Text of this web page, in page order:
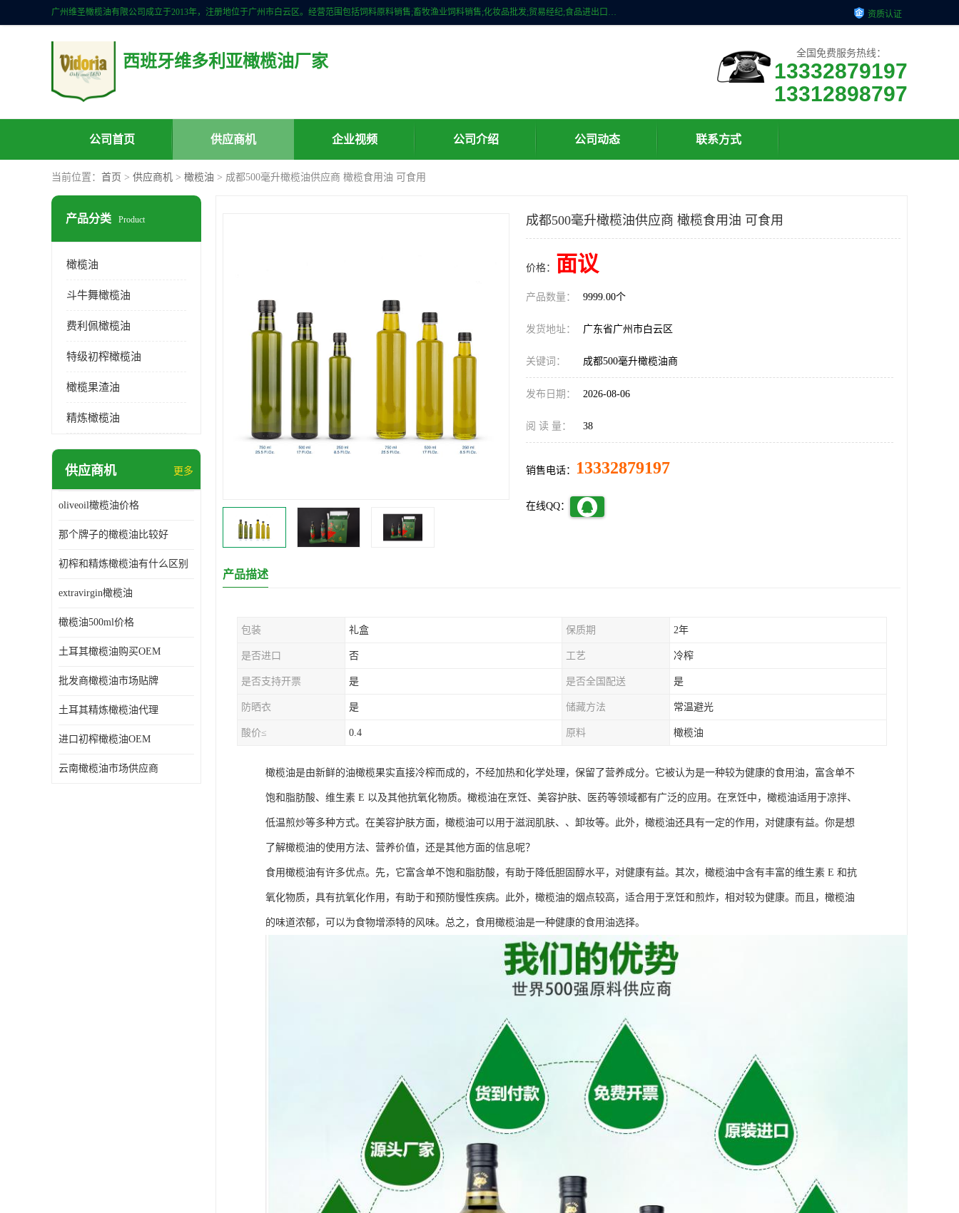
广州维圣橄榄油有限公司成立于2013年，注册地位于广州市白云区。经营范围包括饲料原料销售;畜牧渔业饲料销售;化妆品批发;贸易经纪;食品进出口等，主要产品有：橄榄果渣油，橄榄油，纯橄榄油等。 资质认证
西班牙维多利亚橄榄油厂家 全国免费服务热线：
13332879197
13312898797
公司首页 供应商机 企业视频 公司介绍 公司动态 联系方式
当前位置： 首页 > 供应商机 > 橄榄油 > 成都500毫升橄榄油供应商 橄榄食用油 可食用
产品分类 Product
橄榄油
斗牛舞橄榄油
费利佩橄榄油
特级初榨橄榄油
橄榄果渣油
精炼橄榄油
供应商机 更多
oliveoil橄榄油价格
那个牌子的橄榄油比较好
初榨和精炼橄榄油有什么区别
extravirgin橄榄油
橄榄油500ml价格
土耳其橄榄油购买OEM
批发商橄榄油市场贴牌
土耳其精炼橄榄油代理
进口初榨橄榄油OEM
云南橄榄油市场供应商
成都500毫升橄榄油供应商 橄榄食用油 可食用
价格： 面议
产品数量： 9999.00个
发货地址： 广东省广州市白云区
关键词： 成都500毫升橄榄油商
发布日期： 2026-08-06
阅 读 量： 38
销售电话： 13332879197
在线QQ：
产品描述
包装 礼盒 保质期 2年
是否进口 否 工艺 冷榨
是否支持开票 是 是否全国配送 是
防晒衣 是 储藏方法 常温避光
酸价≤ 0.4 原料 橄榄油
橄榄油是由新鲜的油橄榄果实直接冷榨而成的，不经加热和化学处理，保留了营养成分。它被认为是一种较为健康的食用油，富含单不
饱和脂肪酸、维生素 E 以及其他抗氧化物质。橄榄油在烹饪、美容护肤、医药等领域都有广泛的应用。在烹饪中，橄榄油适用于凉拌、
低温煎炒等多种方式。在美容护肤方面，橄榄油可以用于滋润肌肤、、卸妆等。此外，橄榄油还具有一定的作用，对健康有益。你是想
了解橄榄油的使用方法、营养价值，还是其他方面的信息呢？
食用橄榄油有许多优点。先，它富含单不饱和脂肪酸，有助于降低胆固醇水平，对健康有益。其次，橄榄油中含有丰富的维生素 E 和抗
氧化物质，具有抗氧化作用，有助于和预防慢性疾病。此外，橄榄油的烟点较高，适合用于烹饪和煎炸，相对较为健康。而且，橄榄油
的味道浓郁，可以为食物增添特的风味。总之，食用橄榄油是一种健康的食用油选择。